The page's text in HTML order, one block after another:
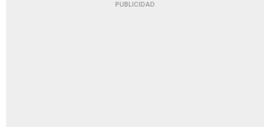
PUBLICIDAD